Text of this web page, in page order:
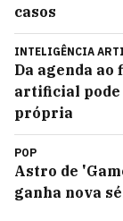
casos
INTELIGÊNCIA
Da agenda
artificial pode
própria
POP
Astro de
ganha nova